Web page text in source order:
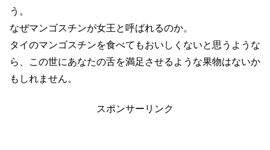
う。
なぜマンゴスチンが女王と呼ばれるのか。
タイのマンゴスチンを食べてもおいしくないと思うような
ら、この世にあなたの舌を満足させるような果物はないか
もしれません。
スポンサーリンク